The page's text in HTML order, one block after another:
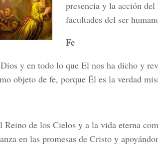
presencia y la acción
facultades del ser
Fe
y en todo lo que El nos ha dicho y
objeto de fe, porque Él es la verdad
Reino de los Cielos y a la vida eterna
en las promesas de Cristo y